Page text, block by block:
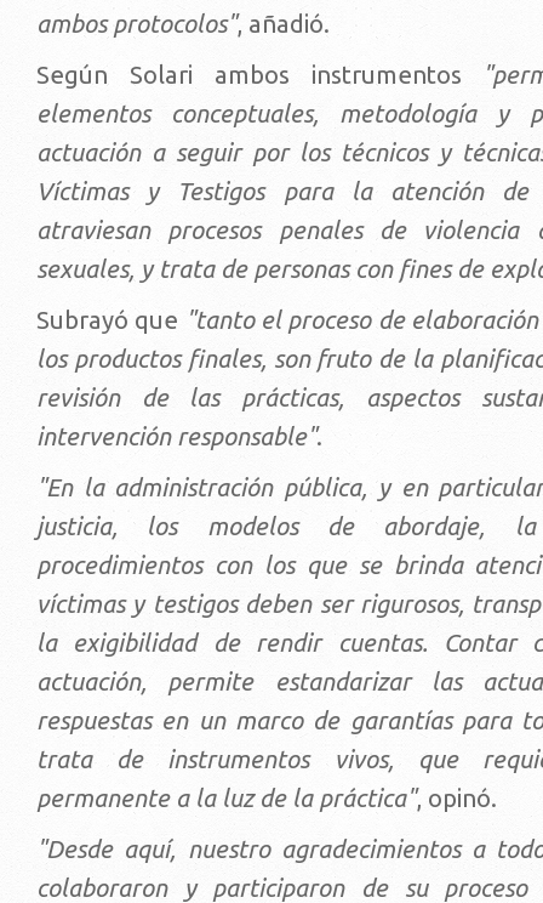
ambos protocolos", añadió.
Según Solari ambos instrumentos
elementos conceptuales, metodología y
actuación a seguir por los técnicos y
Víctimas y Testigos para la atención
atraviesan procesos penales de violencia
sexuales, y trata de personas con fines de
Subrayó que "tanto el proceso de
los productos finales, son fruto de la
revisión de las prácticas, aspectos
intervención responsable".
"En la administración pública, y en
justicia, los modelos de abordaje,
procedimientos con los que se brinda
víctimas y testigos deben ser rigurosos,
la exigibilidad de rendir cuentas. Contar
actuación, permite estandarizar las
respuestas en un marco de garantías para
trata de instrumentos vivos, que
permanente a la luz de la práctica", opinó.
"Desde aquí, nuestro agradecimientos a
colaboraron y participaron de su